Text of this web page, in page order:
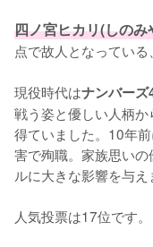
四ノ宮ヒカリ(しの
点で故人となっている
現役時代はナンバーズ
戦う姿と優しい人柄
得ていました。10年
害で殉職。家族思い
ルに大きな影響を与え
人気投票は17位です。